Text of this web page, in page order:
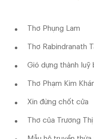
Thơ Phụng Lam
Thơ Rabindranath
Gió dựng thành luỹ
Thơ Phạm Kim
Xin đừng chốt cửa
Thơ của Trương